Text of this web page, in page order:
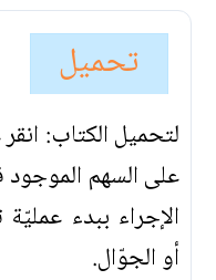
تحميل
لتحميل الكتاب:
على السهم
الإجراء ببدء
أو الجوّال.